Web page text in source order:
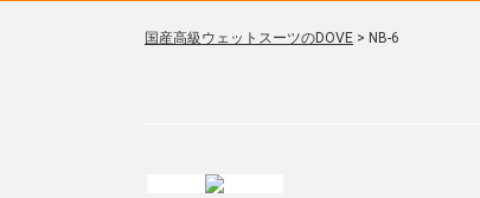
国産高級ウェットスーツのDOVE > NB-6